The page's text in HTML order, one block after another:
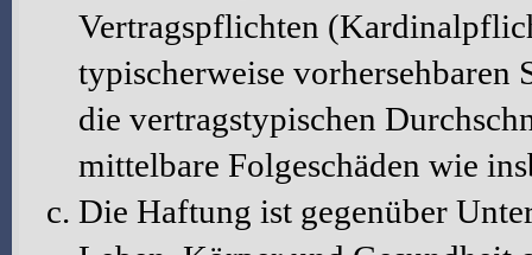
Vertragspflichten
typischerweise vorhersehbaren
die vertragstypischen
mittelbare Folgeschäden wie
Die Haftung ist gegenüber